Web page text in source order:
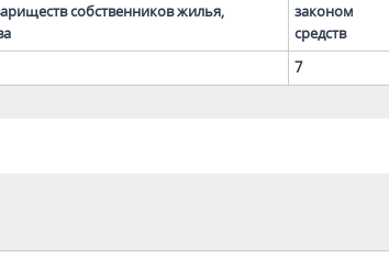
собственников жилья,
законом
средств
7